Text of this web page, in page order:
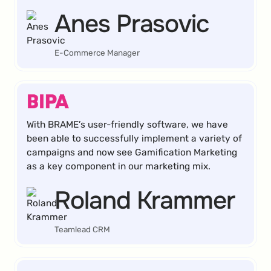
Anes Prasovic
E-Commerce Manager
With BRAME’s user-friendly software, we have
been able to successfully implement a variety of
campaigns and now see Gamification Marketing
as a key component in our marketing mix.
Roland Krammer
Teamlead CRM